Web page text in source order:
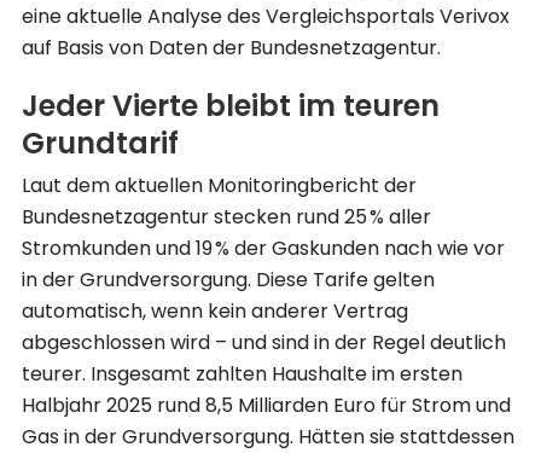
eine aktuelle Analyse des Vergleichsportals Verivox
auf Basis von Daten der Bundesnetzagentur.
Jeder Vierte bleibt im teuren
Grundtarif
Laut dem aktuellen Monitoringbericht der
Bundesnetzagentur stecken rund 25 % aller
Stromkunden und 19 % der Gaskunden nach wie vor
in der Grundversorgung. Diese Tarife gelten
automatisch, wenn kein anderer Vertrag
abgeschlossen wird – und sind in der Regel deutlich
teurer. Insgesamt zahlten Haushalte im ersten
Halbjahr 2025 rund 8,5 Milliarden Euro für Strom und
Gas in der Grundversorgung. Hätten sie stattdessen